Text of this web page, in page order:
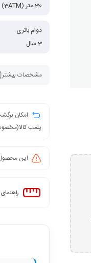
30 متر (3ATM)
دوام باتری
3 سال
مشخصات بیشتر
امکان
پلمب
این